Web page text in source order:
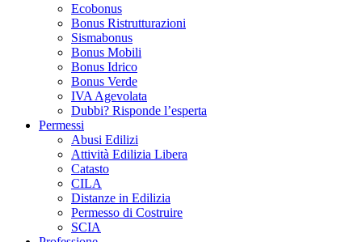
Ecobonus
Bonus Ristrutturazioni
Sismabonus
Bonus Mobili
Bonus Idrico
Bonus Verde
IVA Agevolata
Dubbi? Risponde l’esperta
Permessi
Abusi Edilizi
Attività Edilizia Libera
Catasto
CILA
Distanze in Edilizia
Permesso di Costruire
SCIA